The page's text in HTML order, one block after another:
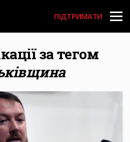
User
account
menu
ПІДТРИМАТИ
за тегом